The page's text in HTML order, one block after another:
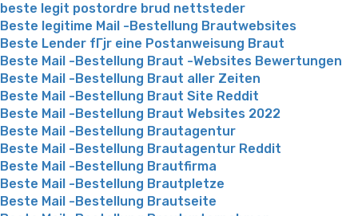
beste legit postordre brud nettsteder
Beste legitime Mail -Bestellung Brautwebsites
Beste Lender fГјr eine Postanweisung Braut
Beste Mail -Bestellung Braut -Websites Bewertungen
Beste Mail -Bestellung Braut aller Zeiten
Beste Mail -Bestellung Braut Site Reddit
Beste Mail -Bestellung Braut Websites 2022
Beste Mail -Bestellung Brautagentur
Beste Mail -Bestellung Brautagentur Reddit
Beste Mail -Bestellung Brautfirma
Beste Mail -Bestellung Brautpletze
Beste Mail -Bestellung Brautseite